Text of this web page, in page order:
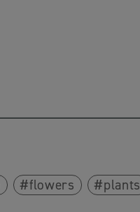
flowers plants